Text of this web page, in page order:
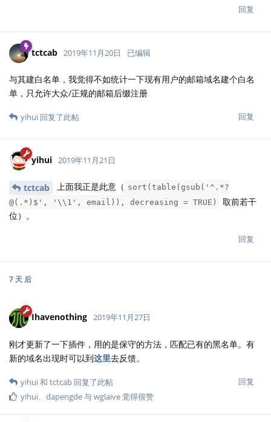
回复
tctcab 2019年11月20日 已编辑
与其建白名单，我觉得不如统计一下现有用户的邮箱域名建个白名
单，只允许大众/正规的邮箱后缀注册
回复
yihui 回复了此帖
yihui 2019年11月21日
tctcab 上面我正是此意（ sort(table(gsub('^.*?
@(.*)$', '\\1', email)), decreasing = TRUE)
取前若干
位）。
回复
7 天 后
Ihavenothing 2019年11月27日
刚才更新了一下插件，用的是保守的方法，匹配已有的黑名单。有
新的域名出现时可以到这里去反馈。
回复
yihui和 tctcab 回复了此帖
yihui
dapengde与wglaive觉得很赞